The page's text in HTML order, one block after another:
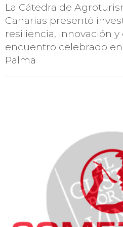
La Cátedra de
Canarias presentó
resiliencia, innovación
encuentro celebrado en
Palma